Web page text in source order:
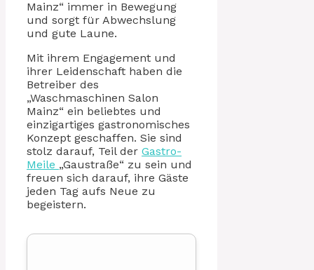
Mainz“ immer in Bewegung
und sorgt für Abwechslung
und gute Laune.
Mit ihrem Engagement und
ihrer Leidenschaft haben die
Betreiber des
„Waschmaschinen Salon
Mainz“ ein beliebtes und
einzigartiges gastronomisches
Konzept geschaffen. Sie sind
stolz darauf, Teil der Gastro-
Meile „Gaustraße“ zu sein und
freuen sich darauf, ihre Gäste
jeden Tag aufs Neue zu
begeistern.